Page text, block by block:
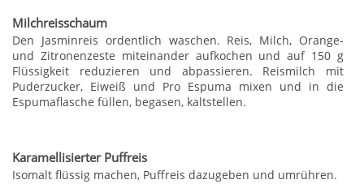
Milchreisschaum
Den Jasminreis ordentlich waschen. Reis, Milch, Orange-
und Zitronenzeste miteinander aufkochen und auf 150 g
Flüssigkeit reduzieren und abpassieren. Reismilch mit
Puderzucker, Eiweiß und Pro Espuma mixen und in die
Espumaflasche füllen, begasen, kaltstellen.
Karamellisierter Puffreis
Isomalt flüssig machen, Puffreis dazugeben und umrühren.